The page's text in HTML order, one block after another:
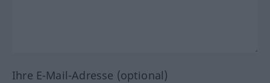
Ihre E-Mail-Adresse (optional)